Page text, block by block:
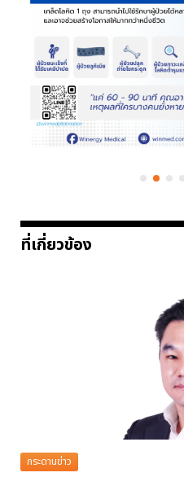
ที่เกี่ยวข้อง
กระดานข่าว